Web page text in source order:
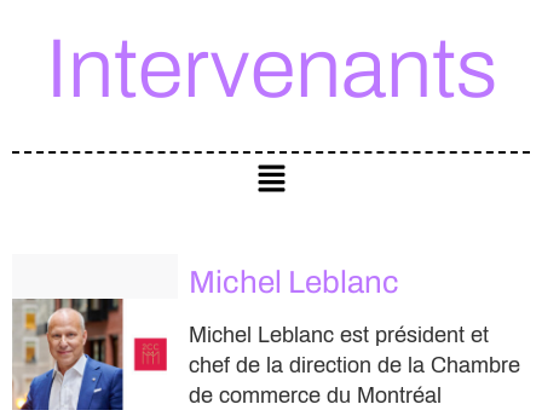
Intervenants
Michel Leblanc
Michel Leblanc est président et
chef de la direction de la Chambre
de commerce du Montréal